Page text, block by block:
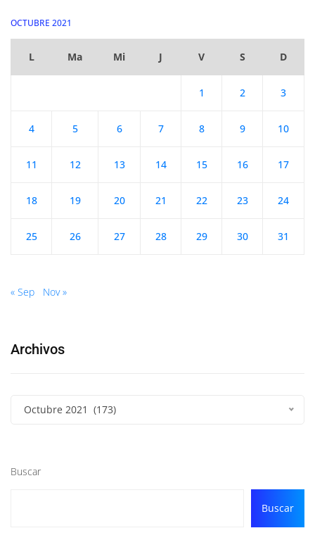
OCTUBRE 2021
L Ma Mi J V S D
1 2 3
4 5 6 7 8 9 10
11 12 13 14 15 16 17
18 19 20 21 22 23 24
25 26 27 28 29 30 31
« Sep Nov »
Archivos
Octubre 2021 (173)
Buscar
Buscar